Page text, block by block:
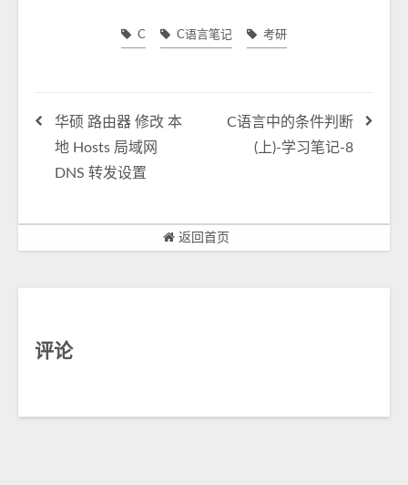
C C语言笔记 考研
华硕 路由器 修改 本
地 Hosts 局域网
DNS 转发设置
C语言中的条件判断
(上)-学习笔记-8
返回首页
评论